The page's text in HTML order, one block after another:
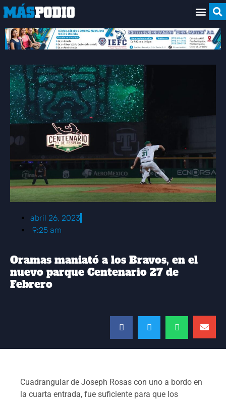
abril 26, 2023
9:25 am
Oramas maniató a los Bravos, en el
nuevo parque Centenario 27 de
Febrero
Cuadrangular de Joseph Rosas con uno a bordo en
la cuarta entrada, fue suficiente para que los